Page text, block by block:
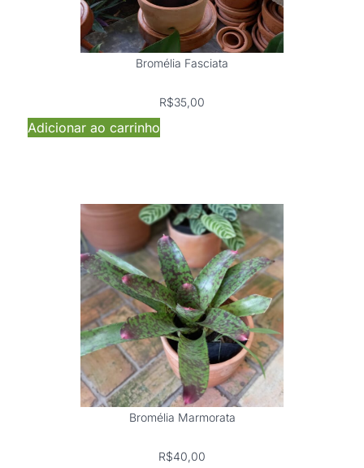
Bromélia Fasciata
R$35,00
Adicionar ao carrinho
Bromélia Marmorata
R$40,00